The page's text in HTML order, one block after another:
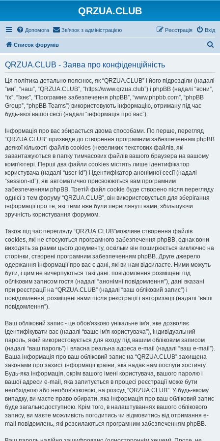
QRZUA.CLUB
Допомога Зв'язок з адміністрацією Вхід
Реєстрація
Список форумів
QRZUA.CLUB - Заява про конфіденційність
Ця політика детально пояснює, як “QRZUA.CLUB” і його підрозділи (надалі
“ми”, “наш”, “QRZUA.CLUB”, “https://www.qrzua.club”) і phpBB (надалі “вони”,
“їх”, “їхнє”, “Програмне забезпечення phpBB”, “www.phpbb.com”, “phpBB
Group”, “phpBB Teams”) використовують інформацію, отриману під час
будь-якої вашої сесії (надалі “інформація про вас”).
Інформація про вас збирається двома способами. По перше, перегляд
“QRZUA.CLUB” призведе до створення програмним забезпеченням phpBB
деякої кількості файлів cookies (невеликих текстових файлів, які
завантажуються в папку тимчасових файлів вашого браузера на вашому
комп'ютері. Перші два файли cookies містять лише ідентифікатор
користувача (надалі “user-id”) і ідентифікатор анонімної сесії (надалі
“session-id”), які автоматично присвоюються вам програмним
забезпеченням phpBB. Третій файл cookie буде створено після перегляду
однієї з тем форуму “QRZUA.CLUB”, він використовується для зберігання
інформації про те, які теми вже були переглянуті вами, збільшуючи
зручність користування форумом.
Також під час перегляду “QRZUA.CLUB”можливе створення файлів
cookies, які не стосуються програмного забезпечення phpBB, однак вони
виходять за рамки цього документу, оскільки він поширюється виключно на
сторінки, створені програмним забезпеченням phpBB. Друге джерело
одержання інформації про вас є дані, які ви нам відсилаєте. Ними можуть
бути, і цим не вичерпуються такі дані: повідомлення розміщені під
обліковим записом гостя (надалі “анонімні повідомлення”), дані вказані
при реєстрації на “QRZUA.CLUB” (надалі “ваш обліковий запис”) і
повідомлення, розміщені вами після реєстрації і авторизації (надалі “ваші
повідомлення”).
Ваш обліковий запис - це обов'язково унікальне ім'я, яке дозволяє
ідентифікувати вас (надалі “ваше ім'я користувача”), індивідуальний
пароль, який використовується для входу під вашим обліковим записом
(надалі “ваш пароль”) і власна реальна адреса e-mail (надалі “ваш e-mail”).
Ваша інформація про ваш обліковий запис на “QRZUA.CLUB” захищена
законами про захист інформації країни, яка надає нам послуги хостингу.
Будь-яка інформація, окрім вашого імені користувача, вашого паролю і
вашої адреси e-mail, яка запитується в процесі реєстрації може бути
необхідною або необов'язковою, на розсуд “QRZUA.CLUB”. У будь-якому
випадку, ви маєте право обирати, яка інформація про ваш обліковий запис
буде загальнодоступною. Крім того, в налаштуваннях вашого облікового
запису, ви маєте можливість погодитись чи відмовитись від отримання e-
mail повідомлень, які розсилаються програмним забезпеченням phpBB.